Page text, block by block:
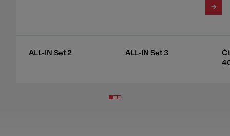
ALL-IN Set 2 ALL-IN Set 3